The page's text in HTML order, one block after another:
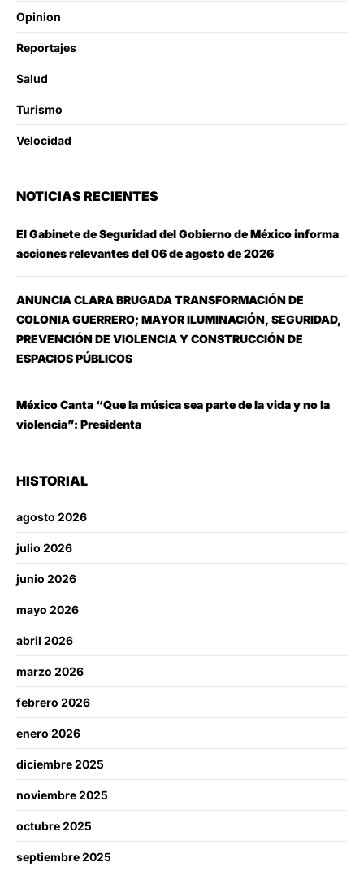
Opinion
Reportajes
Salud
Turismo
Velocidad
NOTICIAS RECIENTES
El Gabinete de Seguridad del Gobierno de México informa
acciones relevantes del 06 de agosto de 2026
ANUNCIA CLARA BRUGADA TRANSFORMACIÓN DE
COLONIA GUERRERO; MAYOR ILUMINACIÓN, SEGURIDAD,
PREVENCIÓN DE VIOLENCIA Y CONSTRUCCIÓN DE
ESPACIOS PÚBLICOS
México Canta “Que la música sea parte de la vida y no la
violencia”: Presidenta
HISTORIAL
agosto 2026
julio 2026
junio 2026
mayo 2026
abril 2026
marzo 2026
febrero 2026
enero 2026
diciembre 2025
noviembre 2025
octubre 2025
septiembre 2025